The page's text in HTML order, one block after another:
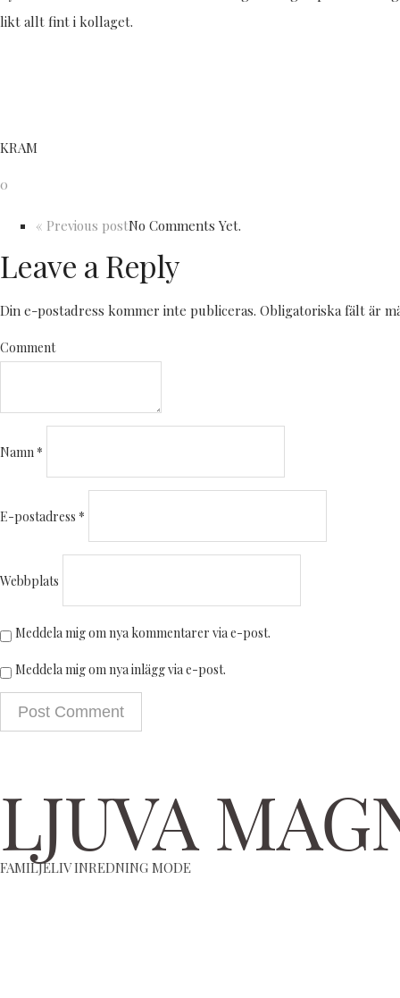
likt allt fint i kollaget.
KRAM
0
« Previous postNo Comments Yet.
Leave a Reply
Din e-postadress kommer inte publiceras. Obligatoriska fält är
Comment
Namn *
E-postadress *
Webbplats
Meddela mig om nya kommentarer via e-post.
Meddela mig om nya inlägg via e-post.
LJUVA
FAMILJELIV INREDNING MODE